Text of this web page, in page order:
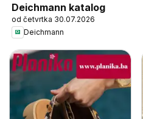
Deichmann katalog
od četvrtka 30.07.2026
Deichmann